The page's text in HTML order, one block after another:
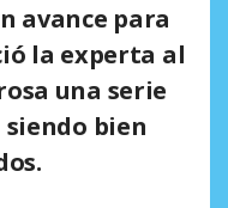
avance para
la experta al
una serie
bien